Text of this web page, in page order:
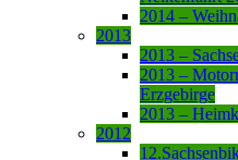
2014 –
2013
2013 –
2013 –
Erzgebirge
2013 –
2012